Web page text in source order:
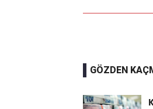
GÖZDEN